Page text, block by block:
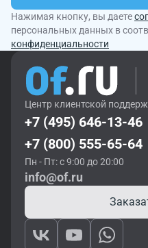
Нажимая кнопку, вы даете
персональных данных в
конфиденциальности
Центр клиентской
+7 (495) 646-13-46
+7 (800) 555-65-64
Пн - Пт: с 9:00 до 20:00
info@of.ru